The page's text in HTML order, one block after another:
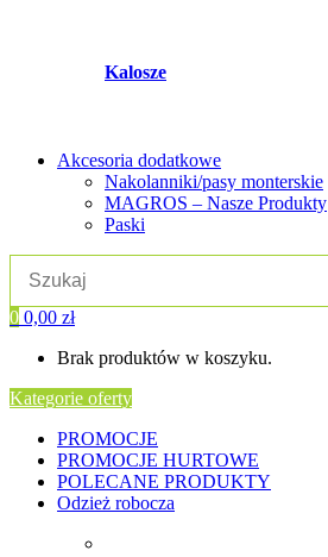
Kalosze
Akcesoria dodatkowe
Nakolanniki/pasy monterskie
MAGROS – Nasze Produkty
Paski
0 0,00 zł
Brak produktów w koszyku.
Kategorie oferty
PROMOCJE
PROMOCJE HURTOWE
POLECANE PRODUKTY
Odzież robocza